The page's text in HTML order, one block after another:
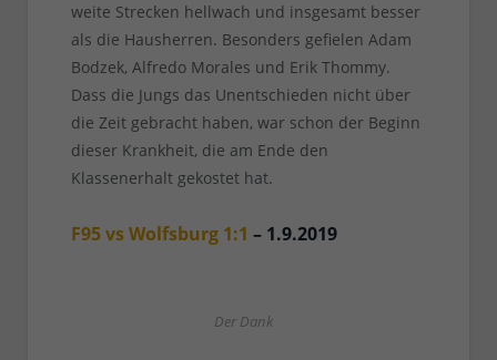
weite Strecken hellwach und insgesamt besser
als die Hausherren. Besonders gefielen Adam
Bodzek, Alfredo Morales und Erik Thommy.
Dass die Jungs das Unentschieden nicht über
die Zeit gebracht haben, war schon der Beginn
dieser Krankheit, die am Ende den
Klassenerhalt gekostet hat.
F95 vs Wolfsburg 1:1 – 1.9.2019
Der Dank